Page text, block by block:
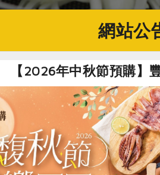
原文刊
網站公
【2026年中秋節預購】